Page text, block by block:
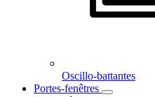
Oscillo-battantes
Portes-fenêtres